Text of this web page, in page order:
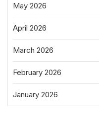
May 2026
April 2026
March 2026
February 2026
January 2026